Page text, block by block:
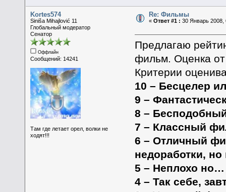
Kortes574
Siniša Mihajlović 11
Глобальный модератор
Сенатор
Оффлайн
Сообщений: 14241
Там где летает орел, волки не
ходят!!!
Re: Фильмы
«Ответ #1 : 30 Январь 2008,
Предлагаю
фильм. Оценка
Критерии
10 – Бесцелер
9 –
8 –
7 – Классный
6 – Отличный
недоработки,
5 – Неплохо но…
4 – Так себе,